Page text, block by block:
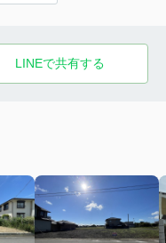
LINEで共有する